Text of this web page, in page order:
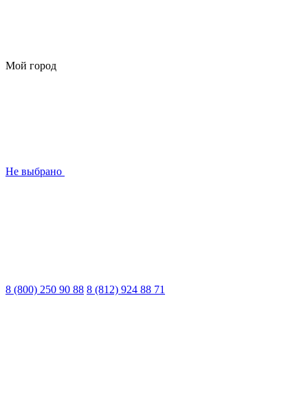
Мой город
Не выбрано
8 (800) 250 90 88 8 (812) 924 88 71